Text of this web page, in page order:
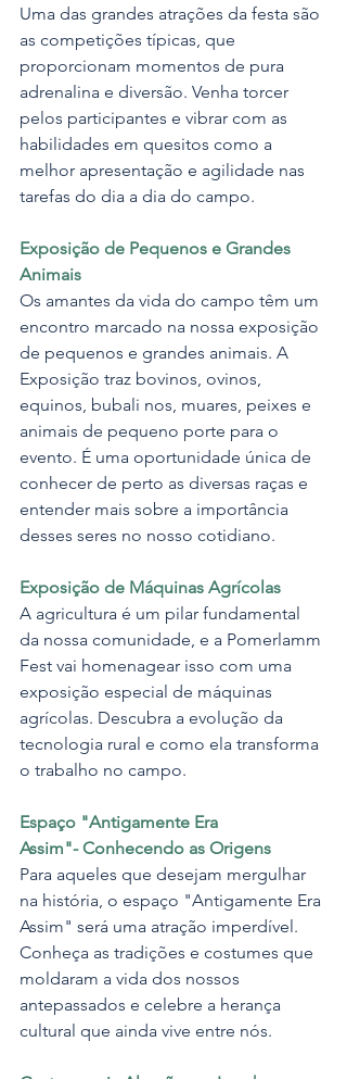
Uma das grandes atrações da festa são
as competições típicas, que
proporcionam momentos de pura
adrenalina e diversão. Venha torcer
pelos participantes e vibrar com as
habilidades em quesitos como a
melhor apresentação e agilidade nas
tarefas do dia a dia do campo.
Exposição de Pequenos e Grandes
Animais
Os amantes da vida do campo têm um
encontro marcado na nossa exposição
de pequenos e grandes animais. A
Exposição traz bovinos, ovinos,
equinos, bubali nos, muares, peixes e
animais de pequeno porte para o
evento. É uma oportunidade única de
conhecer de perto as diversas raças e
entender mais sobre a importância
desses seres no nosso cotidiano.
Exposição de Máquinas Agrícolas
A agricultura é um pilar fundamental
da nossa comunidade, e a Pomerlamm
Fest vai homenagear isso com uma
exposição especial de máquinas
agrícolas. Descubra a evolução da
tecnologia rural e como ela transforma
o trabalho no campo.
Espaço "Antigamente Era
Assim"- Conhecendo as Origens
Para aqueles que desejam mergulhar
na história, o espaço "Antigamente Era
Assim" será uma atração imperdível.
Conheça as tradições e costumes que
moldaram a vida dos nossos
antepassados e celebre a herança
cultural que ainda vive entre nós.